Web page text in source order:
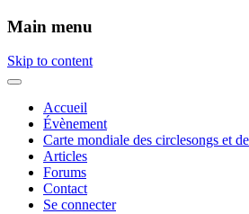
Main menu
Skip to content
Accueil
Évènement
Carte mondiale des circlesongs et
Articles
Forums
Contact
Se connecter